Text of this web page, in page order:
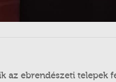
az ebrendészeti telepek